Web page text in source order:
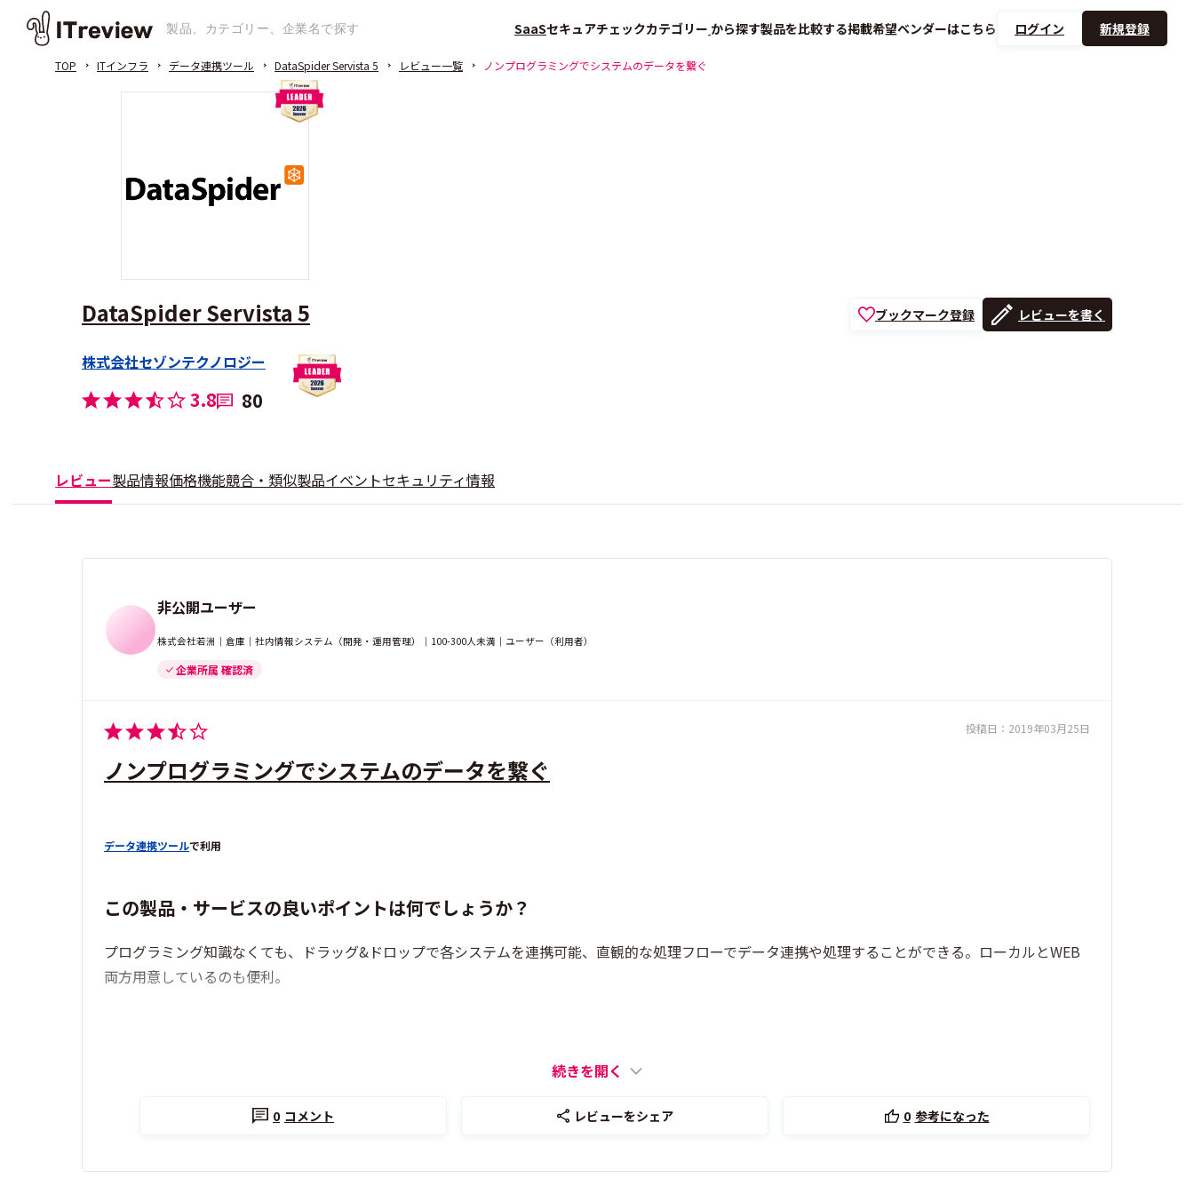
SaaSセキュアチェックカテゴリー から探す製品を比較する掲載希望ベンダーはこちら ログイン 新規登録
TOP ITインフラ データ連携ツール DataSpider Servista 5 レビュー一覧 ノンプログラミングでシステムのデータを繋ぐ
DataSpider Servista 5
株式会社セゾンテクノロジー
3.8 80
ブックマーク登録 レビューを書く
レビュー製品情報価格機能競合・類似製品イベントセキュリティ情報
非公開ユーザー
株式会社若洲｜倉庫｜社内情報システム（開発・運用管理）｜100-300人未満｜ユーザー（利用者）
企業所属 確認済
投稿日： 2019年03月25日
ノンプログラミングでシステムのデータを繋ぐ
データ連携ツールで利用
この製品・サービスの良いポイントは何でしょうか？
プログラミング知識なくても、ドラッグ&ドロップで各システムを連携可能、直観的な処理フローでデータ連携や処理することができる。ローカルとWEB
両方用意しているのも便利。
続きを開く
0 コメント レビューをシェア 0 参考になった